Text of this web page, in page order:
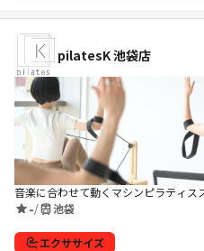
pilatesK 池袋店
音楽に合わせて動くマシンピラティス
-/ 池袋
エクササイズ